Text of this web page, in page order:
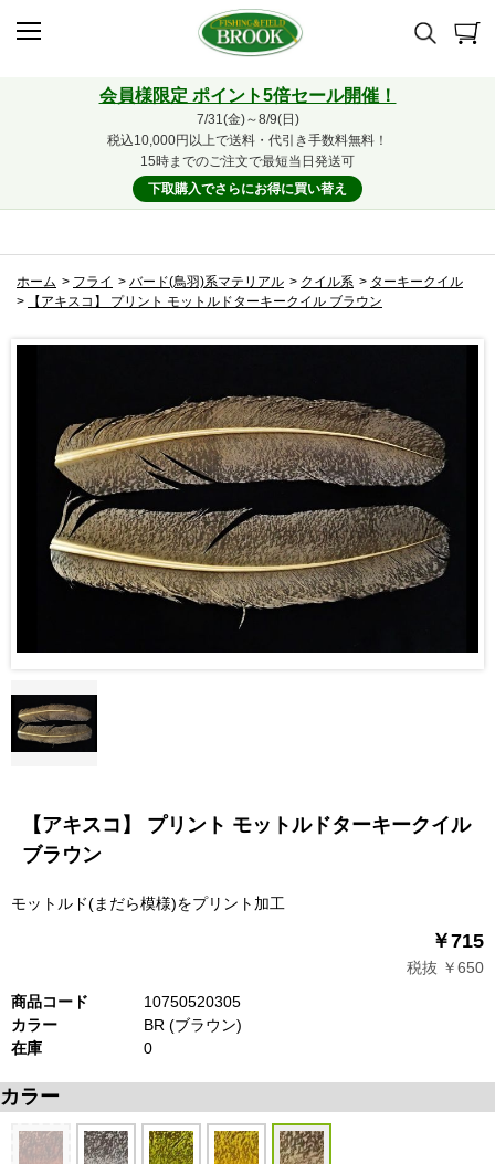
会員様限定 ポイント5倍セール開催！
7/31(金)～8/9(日)
税込10,000円以上で送料・代引き手数料無料！
15時までのご注文で最短当日発送可
下取購入でさらにお得に買い替え
ホーム > フライ > バード(鳥羽)系マテリアル > クイル系 > ターキークイル
>
【アキスコ】 プリント モットルドターキークイル ブラウン
【アキスコ】 プリント モットルドターキークイル
ブラウン
モットルド(まだら模様)をプリント加工
￥715
税抜 ￥650
商品コード
10750520305
カラー
BR (ブラウン)
在庫
0
カラー